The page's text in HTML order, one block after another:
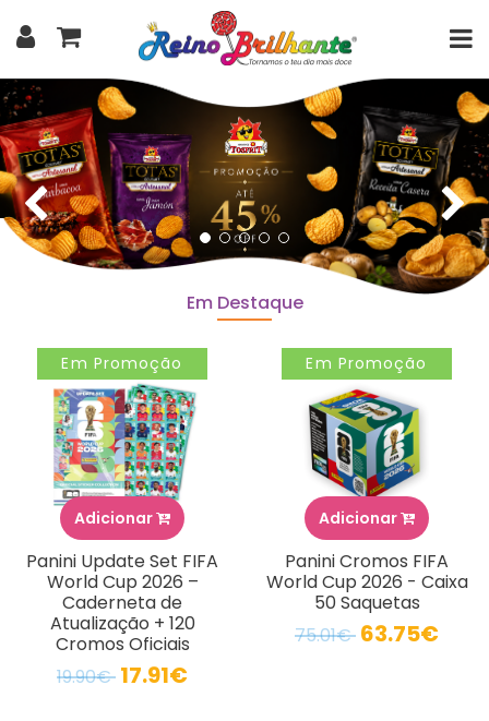
Em Destaque
Em Promoção
Adicionar
Panini Update Set FIFA
World Cup 2026 –
Caderneta de
Atualização + 120
Cromos Oficiais
19.90€ 17.91€
Em Promoção
Adicionar
Panini Cromos FIFA
World Cup 2026 - Caixa
50 Saquetas
75.01€ 63.75€